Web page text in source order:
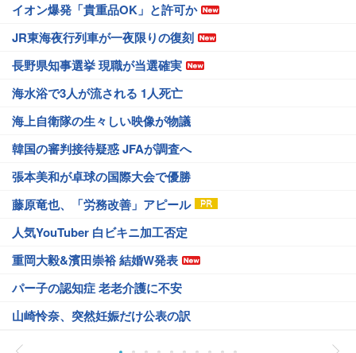
イオン爆発「貴重品OK」と許可か
JR東海夜行列車が一夜限りの復刻
長野県知事選挙 現職が当選確実
海水浴で3人が流される 1人死亡
海上自衛隊の生々しい映像が物議
韓国の審判接待疑惑 JFAが調査へ
張本美和が卓球の国際大会で優勝
藤原竜也、「労務改善」アピール
人気YouTuber 白ビキニ加工否定
重岡大毅&濱田崇裕 結婚W発表
パー子の認知症 老老介護に不安
山崎怜奈、突然妊娠だけ公表の訳